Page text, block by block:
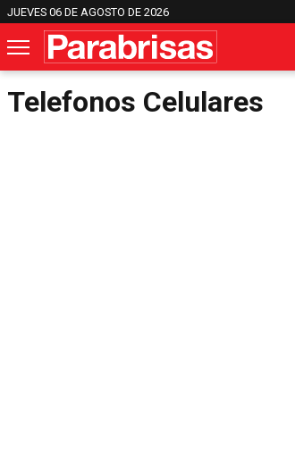
JUEVES 06 DE AGOSTO DE 2026
Telefonos Celulares